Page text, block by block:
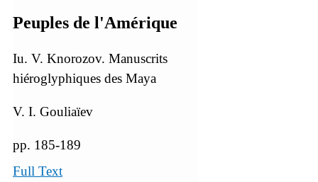
Peuples de l'Amérique
Iu. V. Knorozov. Manuscrits
hiéroglyphiques des Maya
V. I. Gouliaïev
pp. 185-189
Full Text